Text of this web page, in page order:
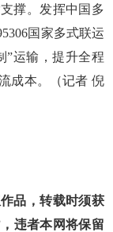
撑。发挥中国多
国家多式联运
”运输，提升全程
成本。（记者 倪
品，转载时须获
违者本网将保留